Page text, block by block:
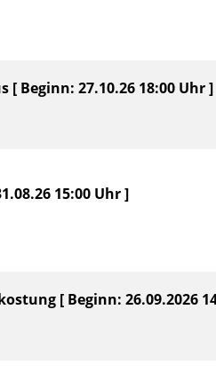
Beginn: 27.10.26 18:00 Uhr ]
15:00 Uhr ]
[ Beginn: 26.09.2026